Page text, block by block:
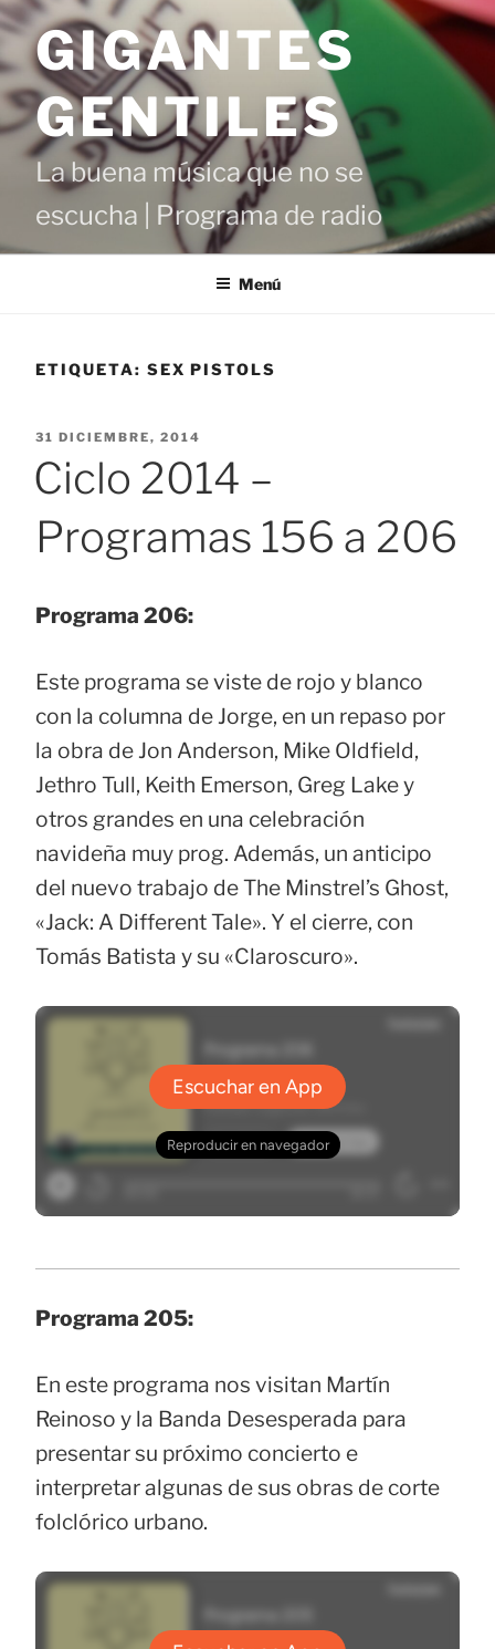
Saltar
contenido
GIGANTES
GENTILES
La buena música que no se
escucha | Programa de radio
Menú
ETIQUETA: SEX PISTOLS
PUBLICADO
31 DICIEMBRE, 2014
Ciclo 2014 –
Programas 156 a 206
Programa 206:
Este programa se viste de rojo y blanco
con la columna de Jorge, en un repaso por
la obra de Jon Anderson, Mike Oldfield,
Jethro Tull, Keith Emerson, Greg Lake y
otros grandes en una celebración
navideña muy prog. Además, un anticipo
del nuevo trabajo de The Minstrel’s Ghost,
«Jack: A Different Tale». Y el cierre, con
Tomás Batista y su «Claroscuro».
Programa 205:
En este programa nos visitan Martín
Reinoso y la Banda Desesperada para
presentar su próximo concierto e
interpretar algunas de sus obras de corte
folclórico urbano.